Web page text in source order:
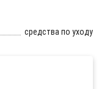
средства по уходу